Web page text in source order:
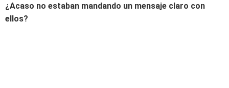
¿Acaso no estaban mandando un mensaje claro con
ellos?